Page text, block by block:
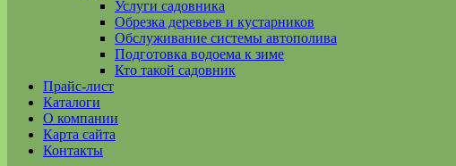
Услуги садовника
Обрезка деревьев и кустарников
Обслуживание системы автополива
Подготовка водоема к зиме
Кто такой садовник
Прайс-лист
Каталоги
О компании
Карта сайта
Контакты